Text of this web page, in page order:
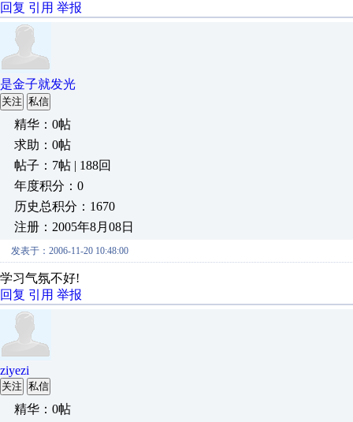
回复 引用 举报
是金子就发光
关注 私信
精华：0帖
求助：0帖
帖子：7帖 | 188回
年度积分：0
历史总积分：1670
注册：2005年8月08日
发表于：2006-11-20 10:48:00
学习气氛不好!
回复 引用 举报
ziyezi
关注 私信
精华：0帖